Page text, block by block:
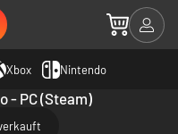
Xbox Nintendo
- PC (Steam)